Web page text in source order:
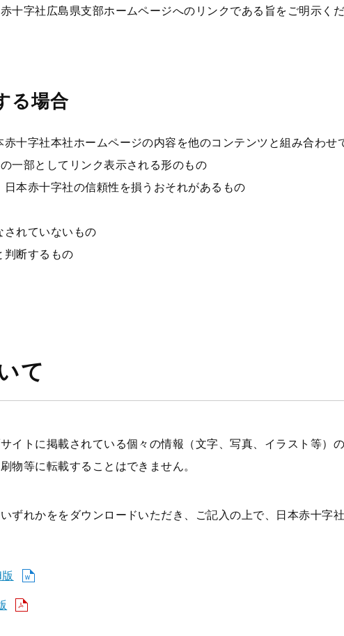
十字社広島県支部ホームページへのリンクである旨をご明示くだ
る場合
字社本社ホームページの内容を他のコンテンツと組み合わせ
一部としてリンク表示される形のもの
赤十字社の信頼性を損うおそれがあるもの
れていないもの
断するもの
て
イトに掲載されている個々の情報（文字、写真、イラスト等）
物等に転載することはできません。
ずれかををダウンロードいただき、ご記入の上で、日本赤十字